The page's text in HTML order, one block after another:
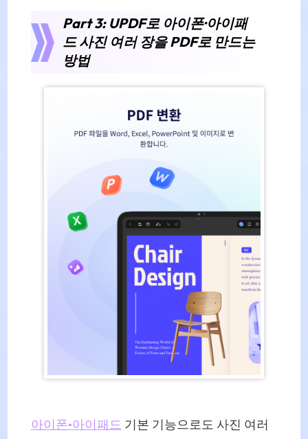
Part 3: UPDF로 아이폰·아이패
드 사진 여러 장을 PDF로 만드는
방법
아이폰·아이패드 기본 기능으로도 사진 여러